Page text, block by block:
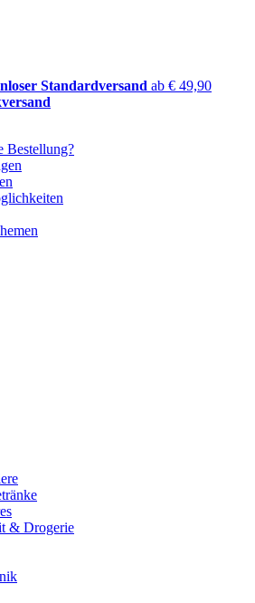
Standardversand ab € 49,90
Bestellung?
& Drogerie